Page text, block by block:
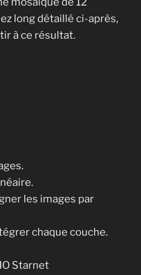
long détaillé ci-après,
à ce résultat.
les images par
chaque couche.
Starnet